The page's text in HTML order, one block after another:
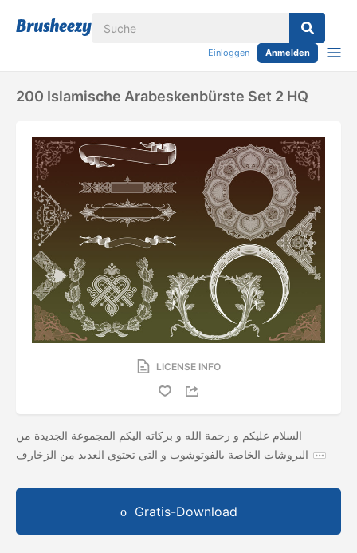
Einloggen Anmelden
200 Islamische Arabeskenbürste Set 2 HQ
LICENSE INFO
السلام عليكم و رحمة الله و بركاته اليكم المجموعة الجديدة من
البروشات الخاصة بالفوتوشوب و التي تحتوي العديد من الزخارف
Gratis-Download